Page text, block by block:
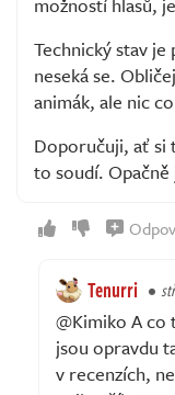
Technický stav
neseká se.
animák, ale nic
Doporučuji, ať si
to soudí.
Tenurri
@Kimiko A
jsou opravdu
v recenzích,